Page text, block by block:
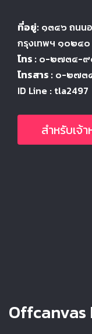
ที่อยู่: ๑๓๔๖ ถนน
กรุงเทพฯ ๑๐๒๔๐
โทร : ๐-๒๗๓๔-
โทรสาร : ๐-๒๗๓
ID Line : tla2497
สำหรับเจ้
Offcanvas